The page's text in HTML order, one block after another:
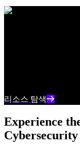
아이브로우 테스트
리소스 탐색
Experience